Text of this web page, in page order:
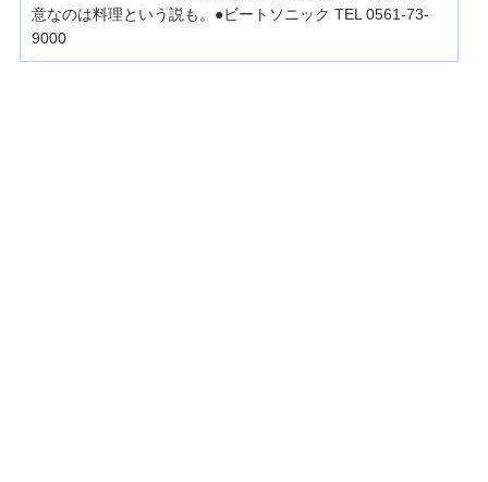
意なのは料理という説も。●ビートソニック TEL 0561-73-
9000